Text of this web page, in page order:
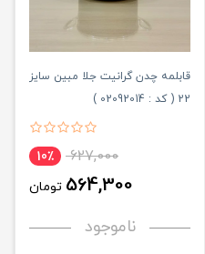
قابلمه چدن گرانیت جلا مبین سایز
22 ( کد : 02092014 )
627,000 10٪
564,300 تومان
ناموجود